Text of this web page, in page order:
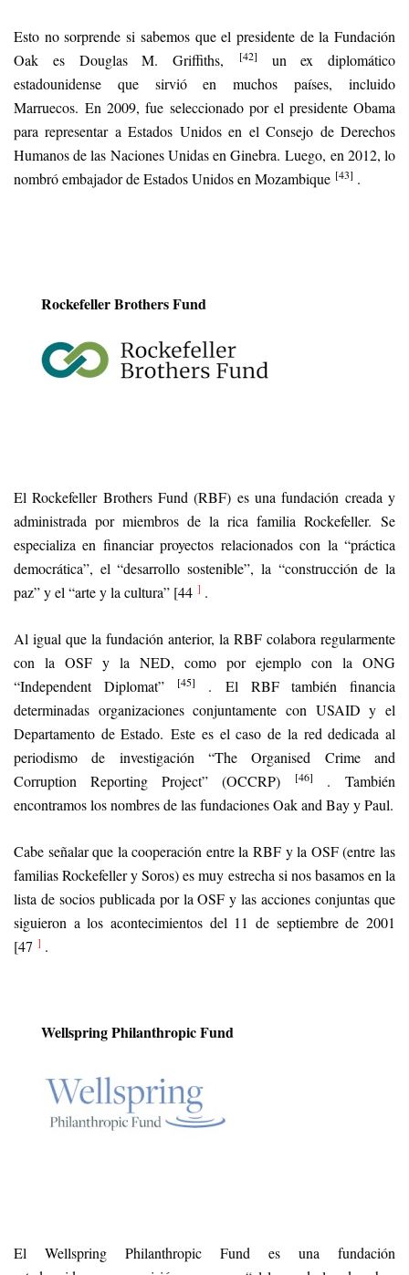
Esto no sorprende si sabemos que el presidente de la Fundación
Oak es Douglas M. Griffiths,
[42]
un ex diplomático
estadounidense que sirvió en muchos países, incluido
Marruecos. En 2009, fue seleccionado por el presidente Obama
para representar a Estados Unidos en el Consejo de Derechos
Humanos de las Naciones Unidas en Ginebra. Luego, en 2012, lo
nombró embajador de Estados Unidos en Mozambique [43] .
Rockefeller Brothers Fund
El Rockefeller Brothers Fund (RBF) es una fundación creada y
administrada por miembros de la rica familia Rockefeller. Se
especializa en financiar proyectos relacionados con la “práctica
democrática”, el “desarrollo sostenible”, la “construcción de la
paz” y el “arte y la cultura” [44 ] .
Al igual que la fundación anterior, la RBF colabora regularmente
con la OSF y la NED, como por ejemplo con la ONG
“Independent Diplomat”
[45]
. El RBF también financia
determinadas organizaciones conjuntamente con USAID y el
Departamento de Estado. Este es el caso de la red dedicada al
periodismo de investigación “The Organised Crime and
Corruption Reporting Project” (OCCRP)
[46]
. También
encontramos los nombres de las fundaciones Oak and Bay y Paul.
Cabe señalar que la cooperación entre la RBF y la OSF (entre las
familias Rockefeller y Soros) es muy estrecha si nos basamos en la
lista de socios publicada por la OSF y las acciones conjuntas que
siguieron a los acontecimientos del 11 de septiembre de 2001
[47 ] .
Wellspring Philanthropic Fund
El Wellspring Philanthropic Fund es una fundación